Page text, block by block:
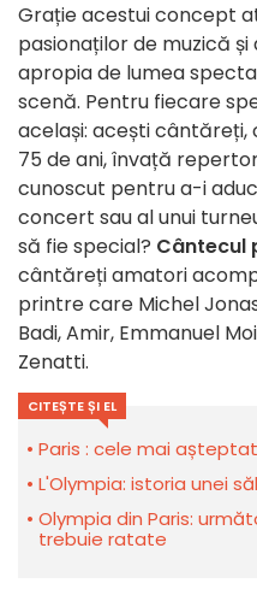
Grație acestui concept
pasionaților de muzică
apropia de lumea
scenă. Pentru fiecare
același: acești cântăreți,
75 de ani, învață
cunoscut pentru a-i
concert sau al unui
să fie special? Cântecul
cântăreți amatori
printre care Michel
Badi, Amir, Emmanuel
Zenatti.
CITEȘTE ȘI EL
Paris : cele mai
L'Olympia: istoria unei
Olympia din Paris:
trebuie ratate